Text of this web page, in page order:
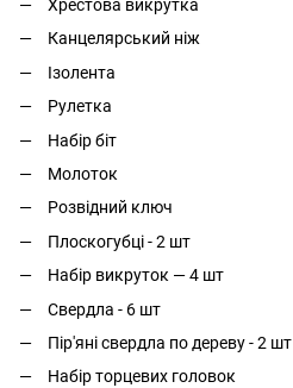
Хрестова викрутка
Канцелярський ніж
Ізолента
Рулетка
Набір біт
Молоток
Розвідний ключ
Плоскогубці - 2 шт
Набір викруток — 4 шт
Свердла - 6 шт
Пір'яні свердла по дереву - 2 шт
Набір торцевих головок